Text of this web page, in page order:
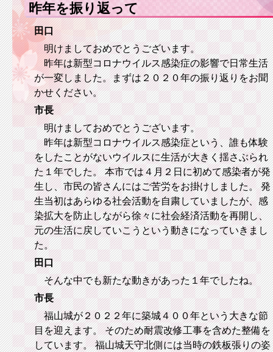
昨年を振り返って
田口
明けましておめでとうございます。
昨年は新型コロナウイルス感染症の影響で日常生活
が一変しました。まずは２０２０年の振り返りをお聞
かせください。
市長
明けましておめでとうございます。
昨年は新型コロナウイルス感染症という、誰も体験
をしたことがないウイルスに生活が大きく揺さぶられ
た１年でした。 本市では４月２日に初めて感染者が発
生し、市民の皆さんにはご苦労をお掛けしました。 発
生当初はあらゆる社会活動を自粛していましたが、感
染拡大を防止しながら徐々に社会経済活動を再開し、
元の生活に戻していこうという動きになっていきまし
た。
田口
そんな中でも新たな動きがあった１年でしたね。
市長
福山城が２０２２年に築城４００年という大きな節
目を迎えます。 そのため耐震改修工事を含めた整備を
しています。 福山城天守北側には当時の鉄板張りの姿